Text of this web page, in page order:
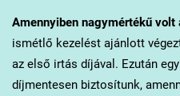
Amennyiben nagymértékű volt
ismétlő kezelést ajánlott
az első irtás díjával. Ezután
díjmentesen biztosítunk,